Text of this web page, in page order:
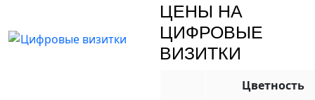
ЦЕНЫ НА
ЦИФРОВЫЕ
ВИЗИТКИ
Цветность